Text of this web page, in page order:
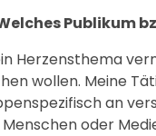
Publikum
Herzensthema
wollen. Meine
an
oder